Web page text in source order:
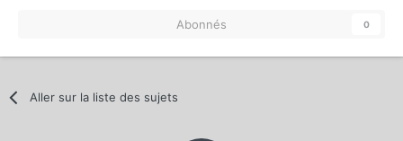
Abonnés 0
Aller sur la liste des sujets